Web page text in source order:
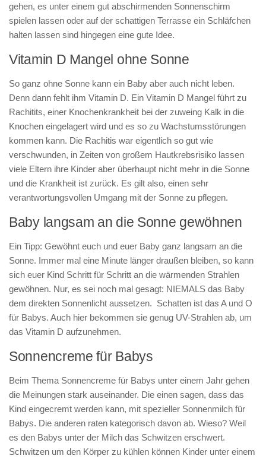
gehen, es unter einem gut abschirmenden Sonnenschirm
spielen lassen oder auf der schattigen Terrasse ein Schläfchen
halten lassen sind hingegen eine gute Idee.
Vitamin D Mangel ohne Sonne
So ganz ohne Sonne kann ein Baby aber auch nicht leben.
Denn dann fehlt ihm Vitamin D. Ein Vitamin D Mangel führt zu
Rachitits, einer Knochenkrankheit bei der zuweing Kalk in die
Knochen eingelagert wird und es so zu Wachstumsstörungen
kommen kann. Die Rachitis war eigentlich so gut wie
verschwunden, in Zeiten von großem Hautkrebsrisiko lassen
viele Eltern ihre Kinder aber überhaupt nicht mehr in die Sonne
und die Krankheit ist zurück. Es gilt also, einen sehr
verantwortungsvollen Umgang mit der Sonne zu pflegen.
Baby langsam an die Sonne gewöhnen
Ein Tipp: Gewöhnt euch und euer Baby ganz langsam an die
Sonne. Immer mal eine Minute länger draußen bleiben, so kann
sich euer Kind Schritt für Schritt an die wärmenden Strahlen
gewöhnen. Nur, es sei noch mal gesagt: NIEMALS das Baby
dem direkten Sonnenlicht aussetzen. Schatten ist das A und O
für Babys. Auch hier bekommen sie genug UV-Strahlen ab, um
das Vitamin D aufzunehmen.
Sonnencreme für Babys
Beim Thema Sonnencreme für Babys unter einem Jahr gehen
die Meinungen stark auseinander. Die einen sagen, dass das
Kind eingecremt werden kann, mit spezieller Sonnenmilch für
Babys. Die anderen raten kategorisch davon ab. Wieso? Weil
es den Babys unter der Milch das Schwitzen erschwert.
Schwitzen um den Körper zu kühlen können Kinder unter einem